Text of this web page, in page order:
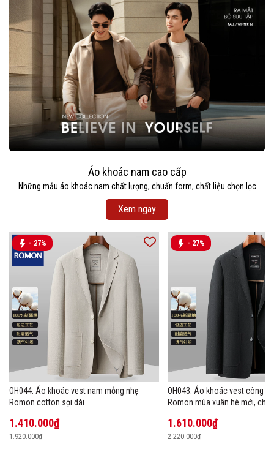
Áo khoác nam cao cấp
Những mẫu áo khoác nam chất lượng, chuẩn form, chất liệu chọn lọc
Xem ngay
- 27%
OH044: Áo khoác vest nam mỏng nhẹ
Romon cotton sợi dài
1.410.000₫
1.920.000₫
- 27%
OH043: Áo khoác vest công
Romon mùa xuân hè mới,
1.610.000₫
2.220.000₫